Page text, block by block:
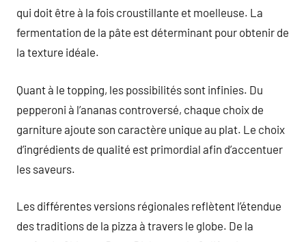
qui doit être à la fois croustillante et moelleuse. La
fermentation de la pâte est déterminant pour obtenir de
la texture idéale.
Quant à le topping, les possibilités sont infinies. Du
pepperoni à l’ananas controversé, chaque choix de
garniture ajoute son caractère unique au plat. Le choix
d’ingrédients de qualité est primordial afin d’accentuer
les saveurs.
Les différentes versions régionales reflètent l’étendue
des traditions de la pizza à travers le globe. De la